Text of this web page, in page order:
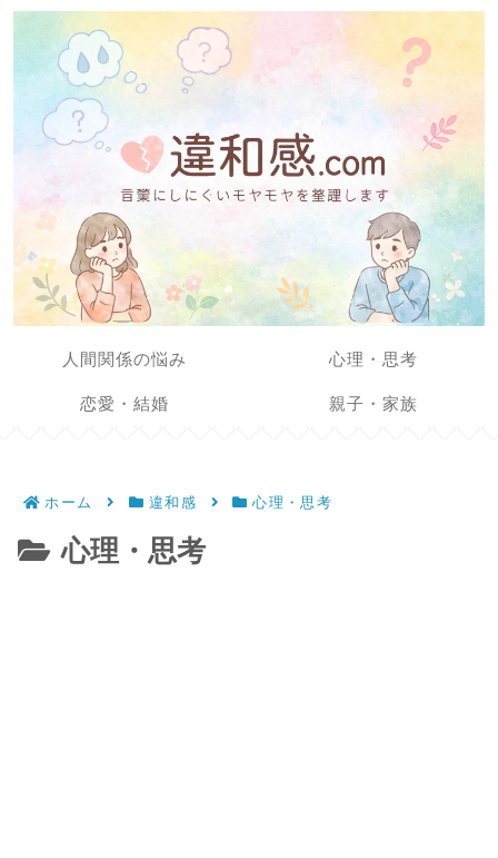
人間関係の悩み 心理・思考
恋愛・結婚 親子・家族
ホーム 違和感 心理・思考
心理・思考